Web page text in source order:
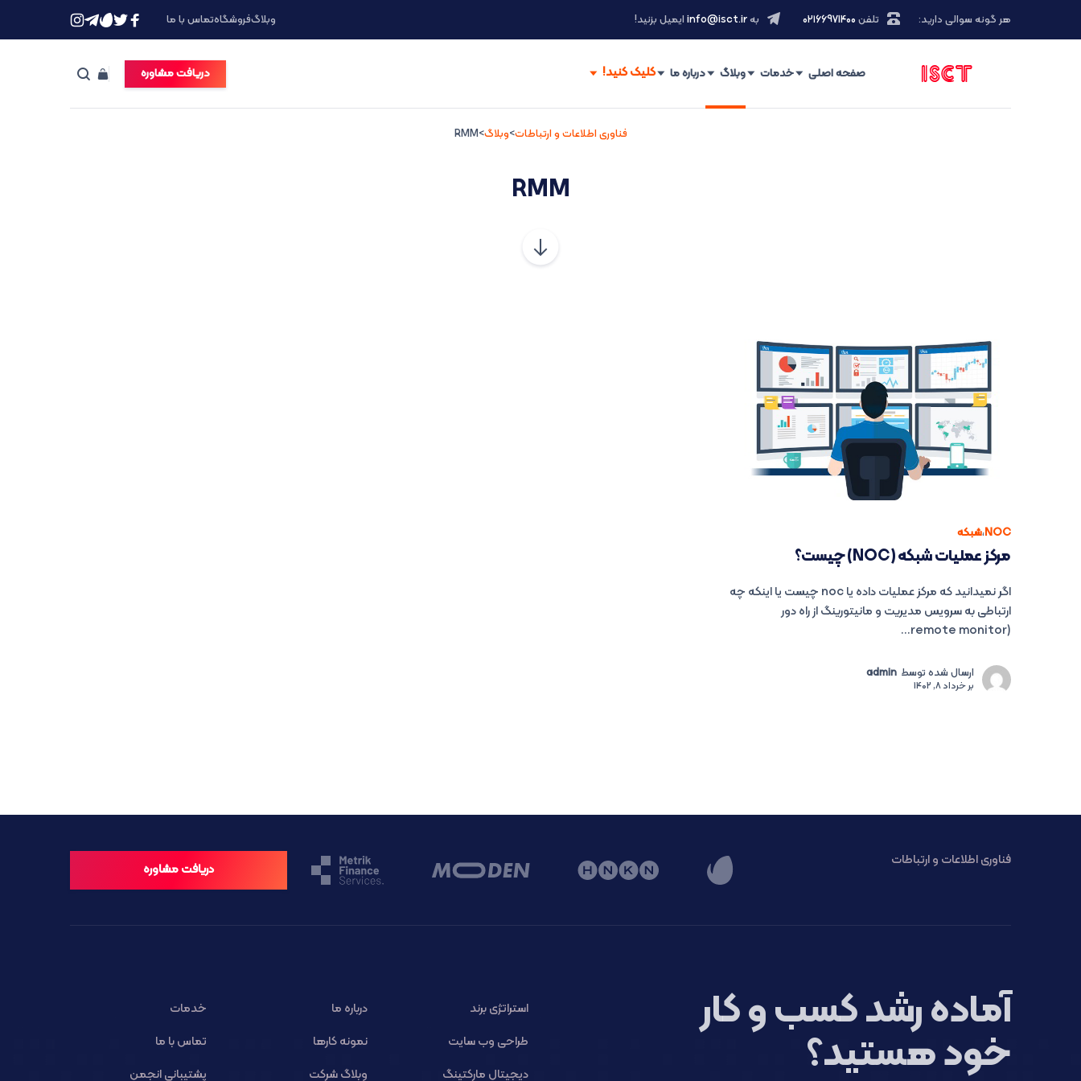
هر گونه سوالی دارید: تلفن ۰۲۱66971400 بهinfo@isct.ir ایمیل بزنید! وبلاگفروشگاهتماس با ما
صفحه اصلی خدمات وبلاگ درباره ما دریافت مشاوره
فناوری اطلاعات و ارتباطات>وبلاگ>
RMM
RMM
NOC،شبکه
مرکز عملیات شبکه (NOC) چیست؟
اگر نمیدانید که مرکز عملیات داده یا noc چیست یا اینکه چه
ارتباطی به سرویس مدیریت و مانیتورینگ از راه دور
(remote monitor...
ارسال شده توسط admin
برخرداد 8, 1402
فناوری اطلاعات و ارتباطات
دریافت مشاوره
آماده رشد کسب و کار
خود هستید؟
استراتژی برند درباره ما
خدمات
طراحی وب سایت
نمونه کارها
تماس با ما
دیجیتال مارکتینگ
وبلاگ شرکت پشتیبانی انجمن